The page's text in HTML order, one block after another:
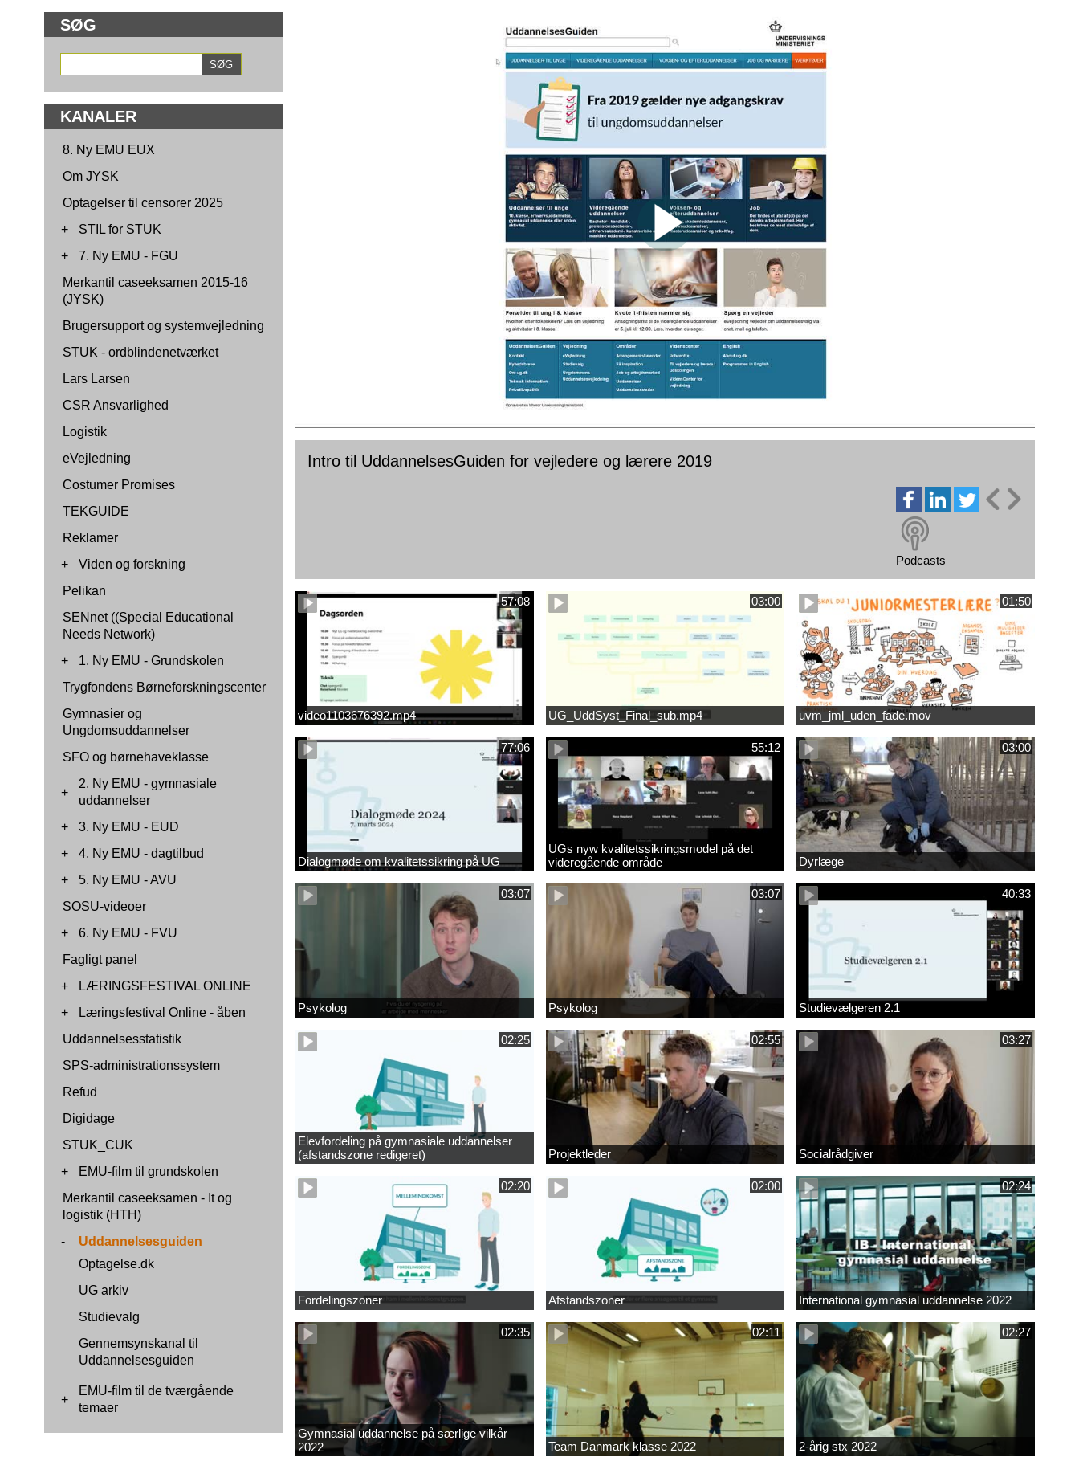
SØG
KANALER
8. Ny EMU EUX
Om JYSK
Optagelser til censorer 2025
+
STIL for STUK
+
7. Ny EMU - FGU
Merkantil caseeksamen 2015-16
(JYSK)
Brugersupport og systemvejledning
STUK - ordblindenetværket
Lars Larsen
CSR Ansvarlighed
Logistik
eVejledning
Costumer Promises
TEKGUIDE
Reklamer
+
Viden og forskning
Pelikan
SENnet ((Special Educational
Needs Network)
+
1. Ny EMU - Grundskolen
Trygfondens Børneforskningscenter
Gymnasier og
Ungdomsuddannelser
SFO og børnehaveklasse
+
2. Ny EMU - gymnasiale
uddannelser
+
3. Ny EMU - EUD
+
4. Ny EMU - dagtilbud
+
5. Ny EMU - AVU
SOSU-videoer
+
6. Ny EMU - FVU
Fagligt panel
+
LÆRINGSFESTIVAL ONLINE
+
Læringsfestival Online - åben
Uddannelsesstatistik
SPS-administrationssystem
Refud
Digidage
STUK_CUK
+
EMU-film til grundskolen
Merkantil caseeksamen - It og
logistik (HTH)
-
Uddannelsesguiden
Optagelse.dk
UG arkiv
Studievalg
Gennemsynskanal til
Uddannelsesguiden
+
EMU-film til de tværgående
temaer
Intro til UddannelsesGuiden for vejledere og lærere 2019
Podcasts
57:08
video1103676392.mp4
03:00
UG_UddSyst_Final_sub.mp4
01:50
uvm_jml_uden_fade.mov
77:06
Dialogmøde om kvalitetssikring på UG
55:12
UGs nyw kvalitetssikringsmodel på det
videregående område
03:00
Dyrlæge
03:07
Psykolog
03:07
Psykolog
40:33
Studievælgeren 2.1
02:25
Elevfordeling på gymnasiale uddannelser
(afstandszone redigeret)
02:55
Projektleder
03:27
Socialrådgiver
02:20
Fordelingszoner
02:00
Afstandszoner
02:24
International gymnasial uddannelse 2022
02:35
Gymnasial uddannelse på særlige vilkår
2022
02:11
Team Danmark klasse 2022
02:27
2-årig stx 2022